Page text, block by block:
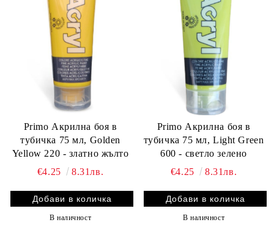
Primo Акрилна боя в
тубичка 75 мл, Golden
Yellow 220 - златно жълто
€4.25
8.31лв.
В наличност
Primo Акрилна боя в
тубичка 75 мл, Light Green
600 - светло зелено
€4.25
8.31лв.
В наличност